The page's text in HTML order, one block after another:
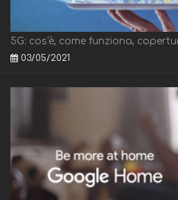
5G: cos'è, come funziona,
03/05/2021